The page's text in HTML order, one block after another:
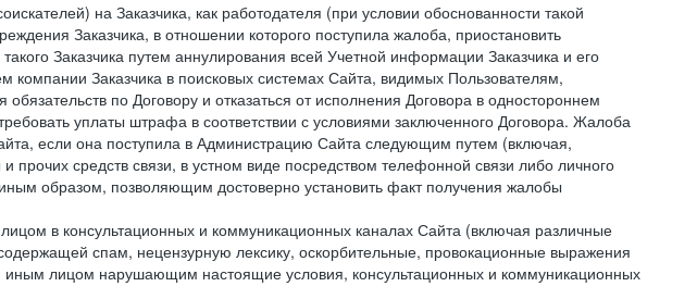
на Заказчика, как работодателя (при условии обоснованности такой
Заказчика, в отношении которого поступила жалоба, приостановить
Заказчика путем аннулирования всей Учетной информации Заказчика и его
Заказчика в поисковых системах Сайта, видимых Пользователям,
по Договору и отказаться от исполнения Договора в одностороннем
уплаты штрафа в соответствии с условиями заключенного Договора. Жалоба
если она поступила в Администрацию Сайта следующим путем (включая,
средств связи, в устном виде посредством телефонной связи либо личного
образом, позволяющим достоверно установить факт получения жалобы
в консультационных и коммуникационных каналах Сайта (включая различные
спам, нецензурную лексику, оскорбительные, провокационные выражения
иным лицом нарушающим настоящие условия, консультационных и коммуникационных